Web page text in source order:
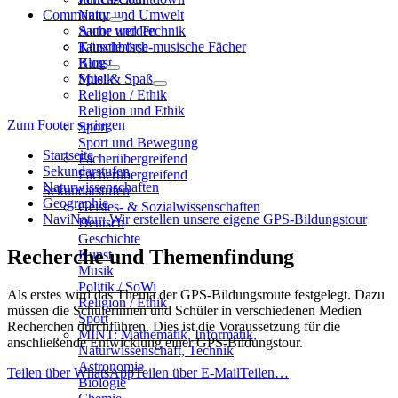
Natur und Umwelt
Sache und Technik
Künstlerisch-musische Fächer
Kunst
Musik
Religion / Ethik
Religion und Ethik
Sport
Sport und Bewegung
Fächerübergreifend
Fächerübergreifend
Sekundarstufen
Geistes- & Sozialwissenschaften
Deutsch
Geschichte
Kunst
Musik
Politik / SoWi
Religion / Ethik
Sport
MINT: Mathematik, Informatik,
Naturwissenschaft, Technik
Astronomie
Biologie
Community
Autor werden
Tauschbörse
Blog
Spiel & Spaß
Zum Footer springen
Startseite
Sekundarstufen
Naturwissenschaften
Geographie
NaviNatur: Wir erstellen unsere eigene GPS-Bildungstour
Recherche und Themenfindung
Als erstes wird das Thema der GPS-Bildungsroute festgelegt. Dazu
müssen die Schülerinnen und Schüler in verschiedenen Medien
Recherchen durchführen. Dies ist die Voraussetzung für die
anschließende Entwicklung einer GPS-Bildungstour.
Teilen über WhatsAppTeilen über E-MailTeilen…